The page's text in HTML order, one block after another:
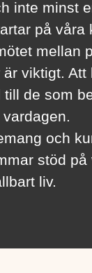
inte minst
på våra
mellan
viktigt.
till de som
och
stöd
liv.